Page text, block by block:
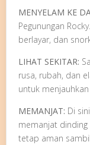
MENYELAM KE
Pegunungan
berlayar, dan
LIHAT SEKITAR:
rusa, rubah, dan
untuk
MEMANJAT: Di
memanjat
tetap aman